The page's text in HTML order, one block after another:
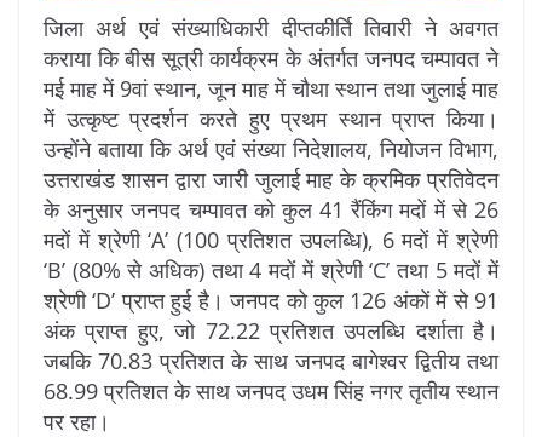
जिला अर्थ एवं संख्याधिकारी दीप्तकीर्ति तिवारी ने अवगत
कराया कि बीस सूत्री कार्यक्रम के अंतर्गत जनपद चम्पावत ने
मई माह में 9वां स्थान, जून माह में चौथा स्थान तथा जुलाई माह
में उत्कृष्ट प्रदर्शन करते हुए प्रथम स्थान प्राप्त किया।
उन्होंने बताया कि अर्थ एवं संख्या निदेशालय, नियोजन विभाग,
उत्तराखंड शासन द्वारा जारी जुलाई माह के क्रमिक प्रतिवेदन
के अनुसार जनपद चम्पावत को कुल 41 रैंकिंग मदों में से 26
मदों में श्रेणी ‘A’ (100 प्रतिशत उपलब्धि), 6 मदों में श्रेणी
‘B’ (80% से अधिक) तथा 4 मदों में श्रेणी ‘C’ तथा 5 मदों में
श्रेणी ‘D’ प्राप्त हुई है। जनपद को कुल 126 अंकों में से 91
अंक प्राप्त हुए, जो 72.22 प्रतिशत उपलब्धि दर्शाता है।
जबकि 70.83 प्रतिशत के साथ जनपद बागेश्वर द्वितीय तथा
68.99 प्रतिशत के साथ जनपद उधम सिंह नगर तृतीय स्थान
पर रहा।